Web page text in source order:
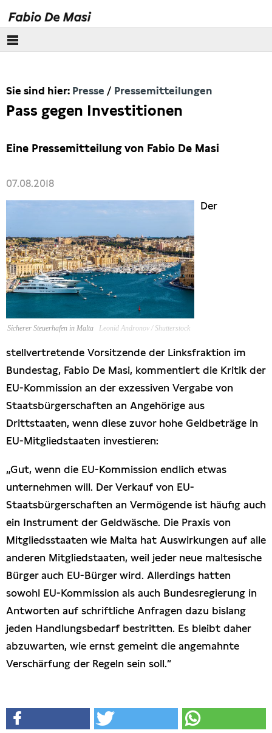
Europäisches Parlament
Presse
Pressebilder
Artikel
Presseschau
Publikationen
Anfragen (Archivseite)
Sie sind hier: Presse Pressemitteilungen
Pass gegen Investitionen
Eine Pressemitteilung von Fabio De Masi
07.08.2018
Sicherer Steuerhafen in Malta Leonid Andronov / Shutterstock
Der
stellvertretende Vorsitzende der Linksfraktion im
Bundestag, Fabio De Masi, kommentiert die Kritik der
EU-Kommission an der exzessiven Vergabe von
Staatsbürgerschaften an Angehörige aus
Drittstaaten, wenn diese zuvor hohe Geldbeträge in
EU-Mitgliedstaaten investieren:
„Gut, wenn die EU-Kommission endlich etwas
unternehmen will. Der Verkauf von EU-
Staatsbürgerschaften an Vermögende ist häufig auch
ein Instrument der Geldwäsche. Die Praxis von
Mitgliedsstaaten wie Malta hat Auswirkungen auf alle
anderen Mitgliedstaaten, weil jeder neue maltesische
Bürger auch EU-Bürger wird. Allerdings hatten
sowohl EU-Kommission als auch Bundesregierung in
Antworten auf schriftliche Anfragen dazu bislang
jeden Handlungsbedarf bestritten. Es bleibt daher
abzuwarten, wie ernst gemeint die angemahnte
Verschärfung der Regeln sein soll.“